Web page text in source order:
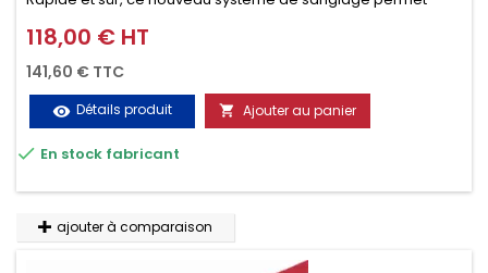
d’arrimer le chargement sur la galerie en moins d’une
minute.
Prix
118,00 € HT
141,60 € TTC
visibility Détails produit  Ajouter au panier
 En stock fabricant
ajouter à comparaison